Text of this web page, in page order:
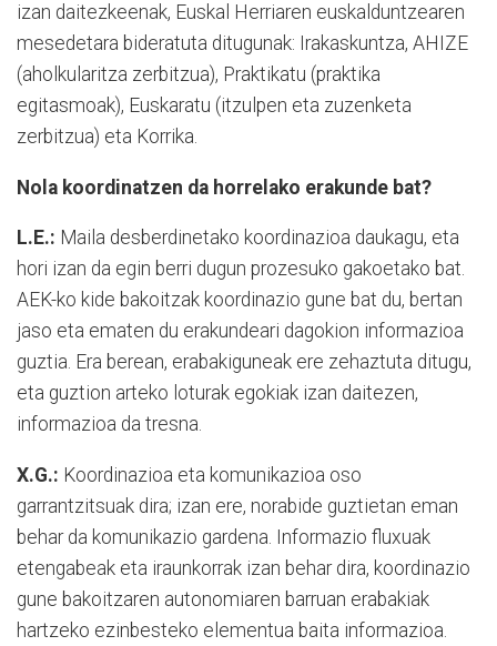
izan daitezkeenak, Euskal Herriaren euskalduntzearen
mesedetara bideratuta ditugunak: Irakaskuntza, AHIZE
(aholkularitza zerbitzua), Praktikatu (praktika
egitasmoak), Euskaratu (itzulpen eta zuzenketa
zerbitzua) eta Korrika.
Nola koordinatzen da horrelako erakunde bat?
L.E.: Maila desberdinetako koordinazioa daukagu, eta
hori izan da egin berri dugun prozesuko gakoetako bat.
AEK-ko kide bakoitzak koordinazio gune bat du, bertan
jaso eta ematen du erakundeari dagokion informazioa
guztia. Era berean, erabakiguneak ere zehaztuta ditugu,
eta guztion arteko loturak egokiak izan daitezen,
informazioa da tresna.
X.G.: Koordinazioa eta komunikazioa oso
garrantzitsuak dira; izan ere, norabide guztietan eman
behar da komunikazio gardena. Informazio fluxuak
etengabeak eta iraunkorrak izan behar dira, koordinazio
gune bakoitzaren autonomiaren barruan erabakiak
hartzeko ezinbesteko elementua baita informazioa.